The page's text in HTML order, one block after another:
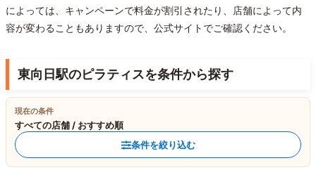
によっては、キャンペーンで料金が割引されたり、店舗によって内
容が変わることもありますので、公式サイトでご確認ください。
東向日駅のピラティスを条件から探す
現在の条件
すべての店舗 / おすすめ順
条件を絞り込む